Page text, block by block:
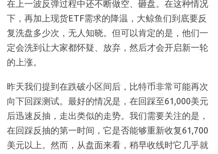
在上一波反弹过程中还不断做空、砸盘。在这种情况
下，再加上现货ETF需求的降温，大鲸鱼们到底要反
复洗盘多少次，无人知晓。但可以肯定的是，他们一
定会洗到让大家都怀疑、放弃，然后才会开启新一轮
的上涨。
昨天我们提到在跌破小区间后，比特币非常可能再次
向下回踩测试。最好的情况是，在回踩至61,000美元
后迅速反抽，走出类似的走势。我们需要关注的是，
在回踩反抽的第一时间，它是否能够重新收复61,700
美元以上。然而，从盘面来看，稍早收线时它几乎就